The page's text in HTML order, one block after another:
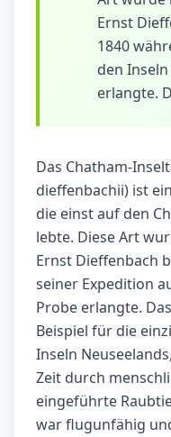
Ernst
1840
den
erlangte.
Das Chatham-
dieffenbachii) ist
die einst auf den
lebte. Diese Art
Ernst Dieffenbach
seiner Expedition
Probe erlangte.
Beispiel für die
Inseln
Zeit durch
eingeführte
war flugunfähig